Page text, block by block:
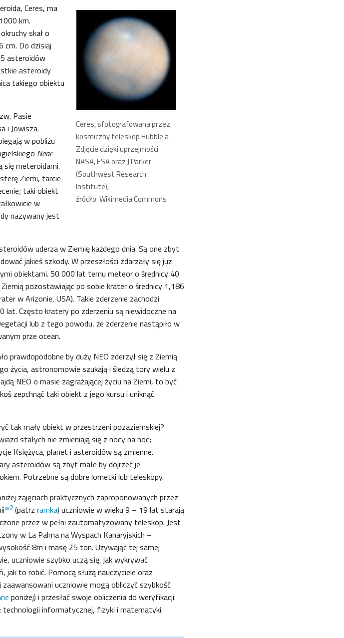
Ceres, sfotografowana przez
kosmiczny teleskop Hubble’a
Zdjęcie dzięki uprzejmości
NASA, ESA oraz J Parker
(Southwest Research
Institute);
źródło: Wikimedia Commons
Ceres, ma
km.
skał o
cm. Do dzisiaj
asteroidów
asteroidy
takiego obiektu
Pasie
i Jowisza.
w pobliżu
Near-
się meteroidami.
Ziemi, tarcie
taki obiekt
w
nazywany jest
uderza w Ziemię każdego dnia. Są one zbyt
jakieś szkody. W przeszłości zdarzały się już
obiektami. 50 000 lat temu meteor o średnicy 40
pozostawiając po sobie krater o średnicy 1,186
w Arizonie, USA). Takie zderzenie zachodzi
lat. Często kratery po zderzeniu są niewidoczne na
lub z tego powodu, że zderzenie nastąpiło w
prze ocean.
prawdopodobne by duży NEO zderzył się z Ziemią
życia, astronomowie szukają i śledzą tory wielu z
NEO o masie zagrażającej życiu na Ziemi, to być
zepchnąć taki obiekt z jego kursu i uniknąć
tak mały obiekt w przestrzeni pozaziemskiej?
stałych nie zmieniają się z nocy na noc;
Księżyca, planet i asteroidów są zmienne.
asteroidów są zbyt małe by dojrzeć je
Potrzebne są dobre lornetki lub teleskopy.
zajęciach praktycznych zaproponowanych przez
w2(patrz ramka) uczniowie w wieku 9 – 19 lat starają
przez w pełni zautomatyzowany teleskop. Jest
w La Palma na Wyspach Kanaryjskich –
8m i masę 25 ton. Używając tej samej
uczniowie szybko uczą się, jak wykrywać
to robić. Pomocą służą nauczyciele oraz
zaawansowani uczniowie mogą obliczyć szybkość
poniżej) i przesłać swoje obliczenia do weryfikacji.
technologii informatycznej, fizyki i matematyki.